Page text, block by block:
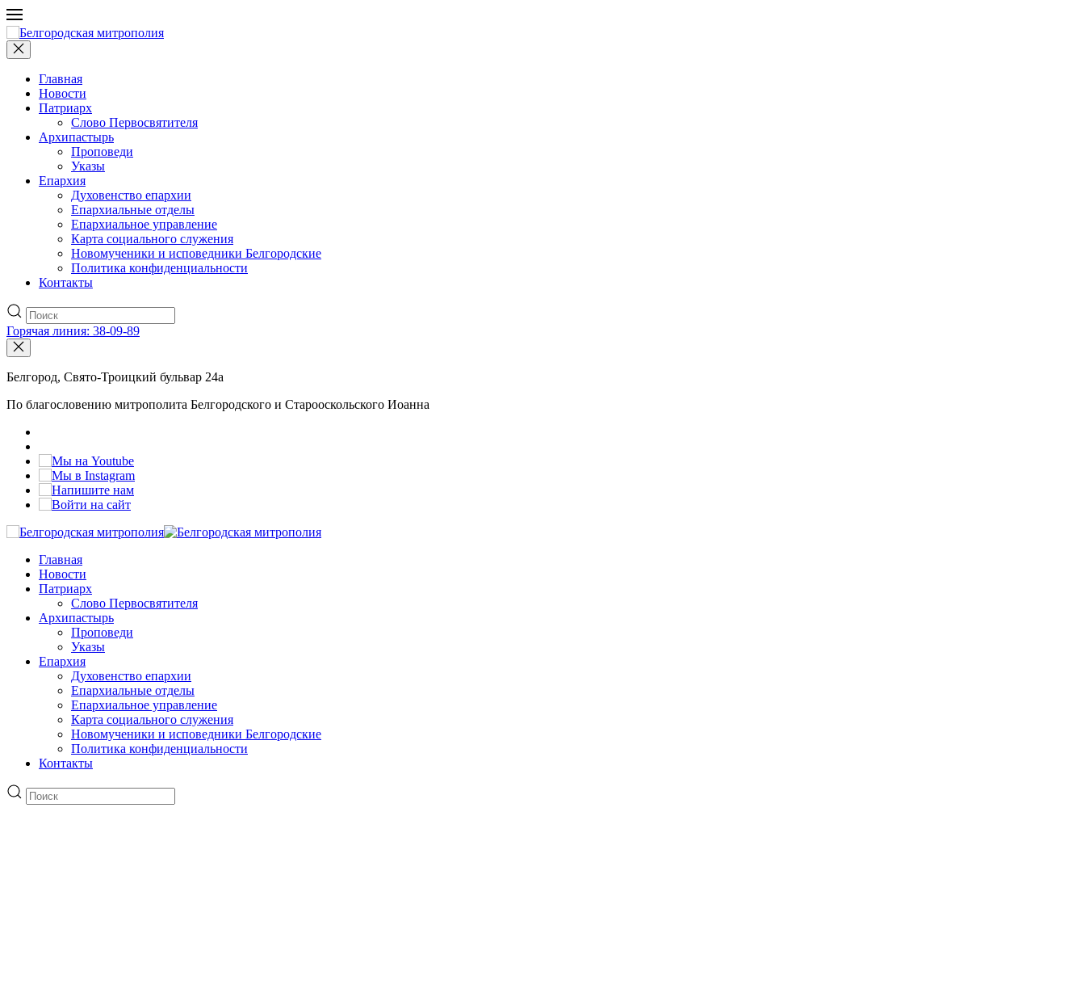
Главная
Новости
Патриарх
Слово Первосвятителя
Архипастырь
Проповеди
Указы
Епархия
Духовенство епархии
Епархиальные отделы
Епархиальное управление
Карта социального служения
Новомученики и исповедники Белгородские
Политика конфиденциальности
Контакты
Горячая линия: 38-09-89
Белгород, Свято-Троицкий бульвар 24а
По благословению митрополита Белгородского и Старооскольского Иоанна
Главная
Новости
Патриарх
Слово Первосвятителя
Архипастырь
Проповеди
Указы
Епархия
Духовенство епархии
Епархиальные отделы
Епархиальное управление
Карта социального служения
Новомученики и исповедники Белгородские
Политика конфиденциальности
Контакты